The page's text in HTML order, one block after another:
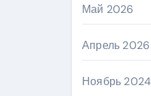
Май 2026
Апрель 2026
Ноябрь 2024